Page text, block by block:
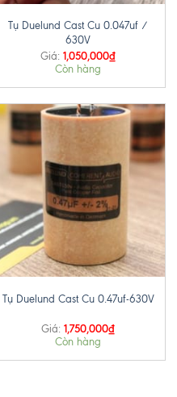
Tụ Duelund Cast Cu 0.047uf /
630V
Giá: 1,050,000₫
Còn hàng
+
Tụ Duelund Cast Cu 0.47uf-630V
Giá: 1,750,000₫
Còn hàng